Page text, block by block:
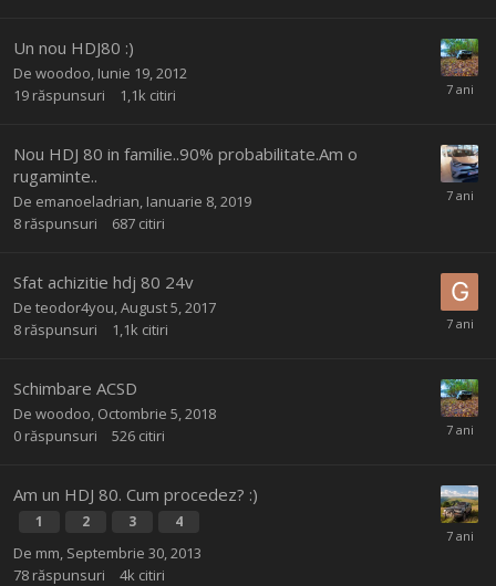
Un nou HDJ80 :)
De woodoo Iunie 19, 2012
19 răspunsuri 1,1k citiri
Nou HDJ 80 in familie..90% probabilitate.Am o
rugaminte..
De emanoeladrian Ianuarie 8, 2019
8 răspunsuri 687 citiri
Sfat achizitie hdj 80 24v
De teodor4you August 5, 2017
8 răspunsuri 1,1k citiri
Schimbare ACSD
De woodoo Octombrie 5, 2018
0 răspunsuri 526 citiri
Am un HDJ 80. Cum procedez? :)
1 2 3 4
De mm Septembrie 30, 2013
78 răspunsuri 4k citiri